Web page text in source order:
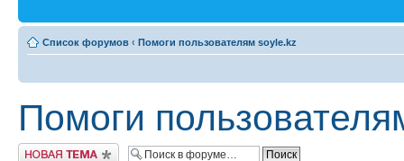
Список форумов ‹ Помоги пользователям soyle.kz
Помоги
Новая тема